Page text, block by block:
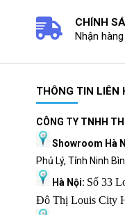
Đèn bàn phím
Điểm cộng của
nhanh chóng chỉ
CHÍNH
Nhận
THÔNG TIN LIÊN
CÔNG TY TNHH
Showroom Hà
Phủ Lý, Tỉnh Ninh
Hà Nội: Số 33
Đô Thị Louis City